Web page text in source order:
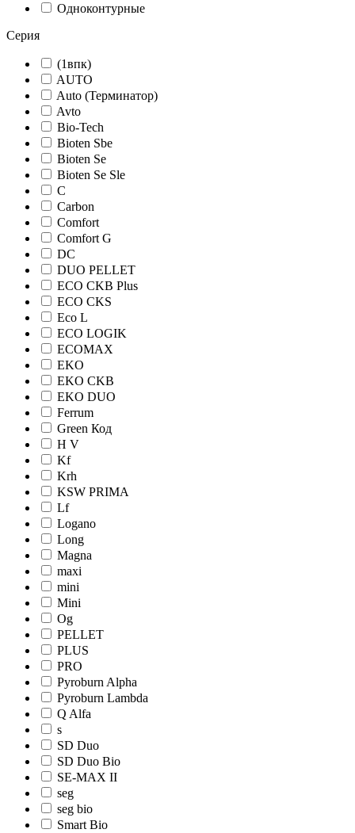
Одноконтурные
Серия
(1впк)
AUTO
Auto (Терминатор)
Avto
Bio-Tech
Bioten Sbe
Bioten Se
Bioten Se Sle
C
Carbon
Comfort
Comfort G
DC
DUO PELLET
ECO CKB Plus
ECO CKS
Eco L
ECO LOGIK
ECOMAX
EKO
EKO CKB
EKO DUO
Ferrum
Green Код
H V
Kf
Krh
KSW PRIMA
Lf
Logano
Long
Magna
maxi
mini
Mini
Og
PELLET
PLUS
PRO
Pyroburn Alpha
Pyroburn Lambda
Q Alfa
s
SD Duo
SD Duo Bio
SE-MAX II
seg
seg bio
Smart Bio